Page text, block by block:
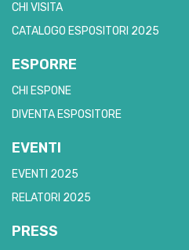
CHI VISITA
CATALOGO ESPOSITORI 2025
ESPORRE
CHI ESPONE
DIVENTA ESPOSITORE
EVENTI
EVENTI 2025
RELATORI 2025
PRESS